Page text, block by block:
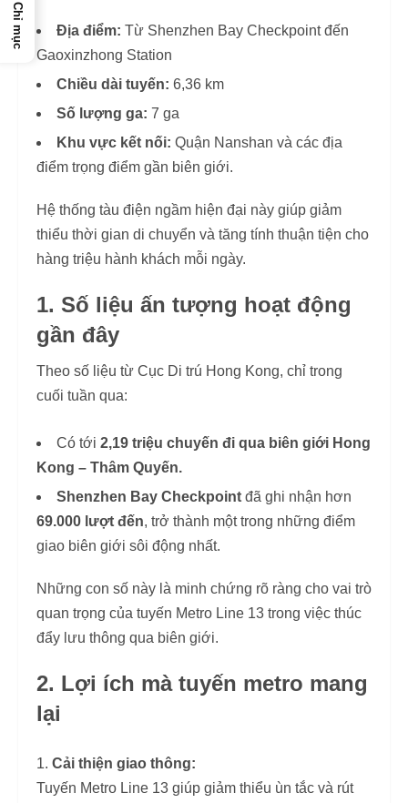
Địa điểm: Từ Shenzhen Bay Checkpoint đến
Gaoxinzhong Station
Chiều dài tuyến: 6,36 km
Số lượng ga: 7 ga
Khu vực kết nối: Quận Nanshan và các địa
điểm trọng điểm gần biên giới.
Hệ thống tàu điện ngầm hiện đại này giúp giảm
thiểu thời gian di chuyển và tăng tính thuận tiện cho
hàng triệu hành khách mỗi ngày.
1. Số liệu ấn tượng hoạt động
gần đây
Theo số liệu từ Cục Di trú Hong Kong, chỉ trong
cuối tuần qua:
Có tới 2,19 triệu chuyến đi qua biên giới Hong
Kong – Thâm Quyến.
Shenzhen Bay Checkpoint đã ghi nhận hơn
69.000 lượt đến, trở thành một trong những điểm
giao biên giới sôi động nhất.
Những con số này là minh chứng rõ ràng cho vai trò
quan trọng của tuyến Metro Line 13 trong việc thúc
đẩy lưu thông qua biên giới.
2. Lợi ích mà tuyến metro mang
lại
Cải thiện giao thông:
Tuyến Metro Line 13 giúp giảm thiểu ùn tắc và rút
Chỉ mục